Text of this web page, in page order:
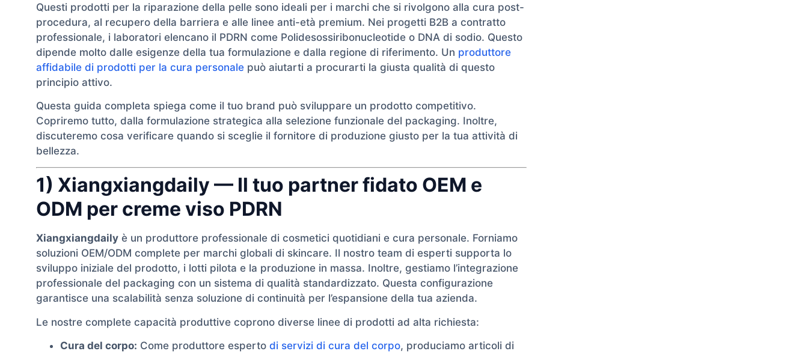
Questi prodotti per la riparazione della pelle sono ideali per i marchi che si rivolgono alla cura post-
procedura, al recupero della barriera e alle linee anti-età premium. Nei progetti B2B a contratto
professionale, i laboratori elencano il PDRN come Polidesossiribonucleotide o DNA di sodio. Questo
dipende molto dalle esigenze della tua formulazione e dalla regione di riferimento. Un produttore
affidabile di prodotti per la cura personale può aiutarti a procurarti la giusta qualità di questo
principio attivo.
Questa guida completa spiega come il tuo brand può sviluppare un prodotto competitivo.
Copriremo tutto, dalla formulazione strategica alla selezione funzionale del packaging. Inoltre,
discuteremo cosa verificare quando si sceglie il fornitore di produzione giusto per la tua attività di
bellezza.
1) Xiangxiangdaily — Il tuo partner fidato OEM e
ODM per creme viso PDRN
Xiangxiangdaily è un produttore professionale di cosmetici quotidiani e cura personale. Forniamo
soluzioni OEM/ODM complete per marchi globali di skincare. Il nostro team di esperti supporta lo
sviluppo iniziale del prodotto, i lotti pilota e la produzione in massa. Inoltre, gestiamo l’integrazione
professionale del packaging con un sistema di qualità standardizzato. Questa configurazione
garantisce una scalabilità senza soluzione di continuità per l’espansione della tua azienda.
Le nostre complete capacità produttive coprono diverse linee di prodotti ad alta richiesta:
Cura del corpo: Come produttore esperto di servizi di cura del corpo, produciamo articoli di